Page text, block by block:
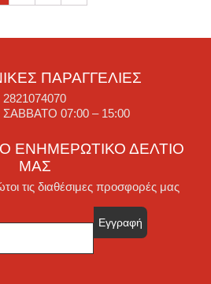
ΠΑΡΑΓΓΕΛΊΕΣ
2821074070
07:00 – 15:00
ΕΝΗΜΕΡΩΤΙΚΌ ΔΕΛΤΊΟ
ΜΑΣ
τις διαθέσιμες προσφορές μας